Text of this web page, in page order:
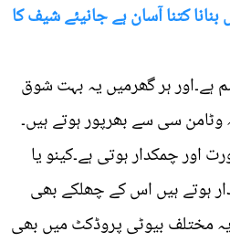
کتنا آسان ہے جانیئے شیف کا
ہے۔اور ہر گھرمیں یہ بہت شوق
سی سے بھرپور ہوتے ہیں۔
چمکدار ہوتی ہے۔کینو یا
ہوتے ہیں اس کے چھلکے بھی
مختلف بیوٹی پروڈکٹ میں بھی